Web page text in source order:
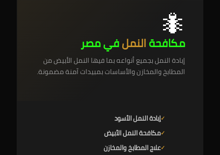
🐜
مكافحةالنملفي مصر
إبادة النمل بجميع أنواعه بما فيها النمل الأبيض من
المطابخ والمخازن والأساسات بمبيدات آمنة مضمونة.
إبادة النمل الأسود
مكافحة النمل الأبيض
علاج المطابخ والمخازن